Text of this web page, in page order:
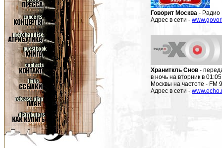
Говорит Москва - Радио
Адрес в сети -
Храниткль Снов -
в ночь на вторник в
Москвы на частоте - FM
Адрес в сети -